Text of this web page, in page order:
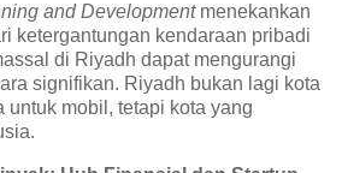
and Developmentmenekankan
ketergantungan kendaraan pribadi
di Riyadh dapat mengurangi
signifikan. Riyadh bukan lagi kota
untuk mobil, tetapi kota yang